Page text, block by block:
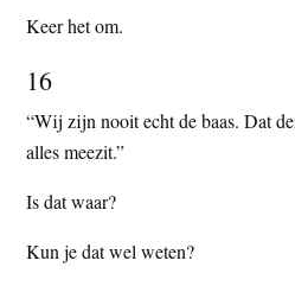
Keer het om.
16
“Wij zijn nooit echt de baas. Dat
alles meezit.”
Is dat waar?
Kun je dat wel weten?